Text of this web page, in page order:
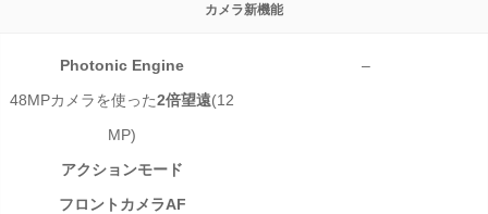
カメラ新機能
Photonic Engine
48MPカメラを使った2倍望遠(12
MP)
アクションモード
フロントカメラAF
–